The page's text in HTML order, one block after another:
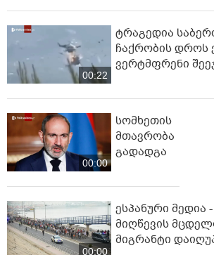
00:22
ტრაგედია
ჩაქრობის დროს
ვერტმფრენი
00:00
სომხეთის
მთავრობა
გადადგა
00:00
ესპანური მედია
მიღწევის
მიგრანტი